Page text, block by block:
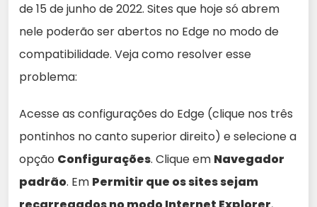
de 15 de junho de 2022. Sites que hoje só abrem
nele poderão ser abertos no Edge no modo de
compatibilidade. Veja como resolver esse
problema:
Acesse as configurações do Edge (clique nos três
pontinhos no canto superior direito) e selecione a
opção Configurações. Clique em Navegador
padrão. Em Permitir que os sites sejam